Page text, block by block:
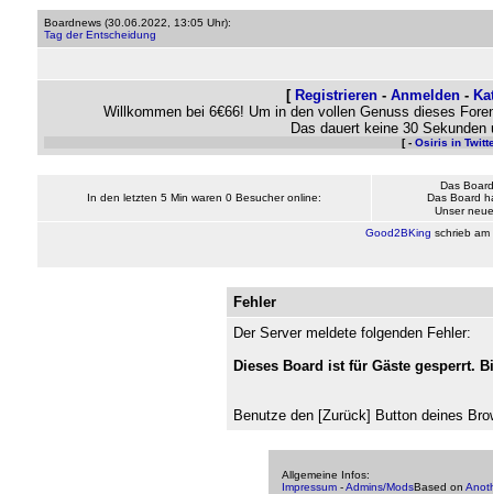
Boardnews (30.06.2022, 13:05 Uhr):
Tag der Entscheidung
[ Registrieren- Anmelden-
Willkommen bei 6€66! Um in den vollen Genuss dieses
Das dauert keine 30
[ - Osiris in
In den letzten 5 Min waren 0 Besucher online:
Das
Das Board
Unser
Good2BKing schrieb am
Fehler
Der Server meldete folgenden Fehler:
Dieses Board ist für Gäste gesperrt.
Benutze den [Zurück] Button deines
Allgemeine Infos:
Impressum -Admins/ModsBased on